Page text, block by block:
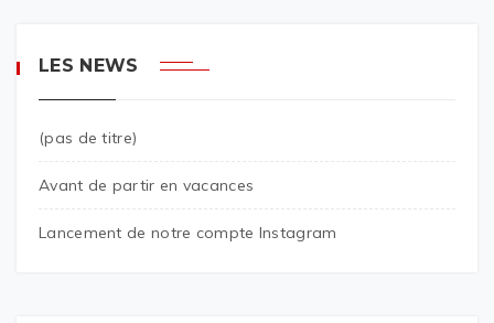
LES NEWS
(pas de titre)
Avant de partir en vacances
Lancement de notre compte Instagram